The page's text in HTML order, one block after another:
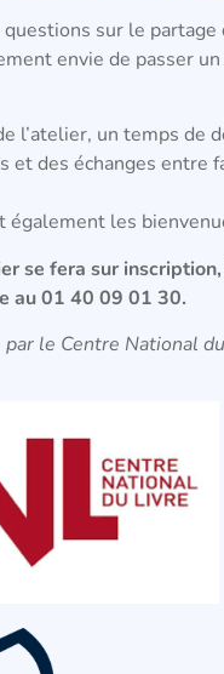
questions sur le
envie de passer
l’atelier, un temps de
et des échanges entre
également les
se fera sur
au 01 40 09 01 30.
le Centre National